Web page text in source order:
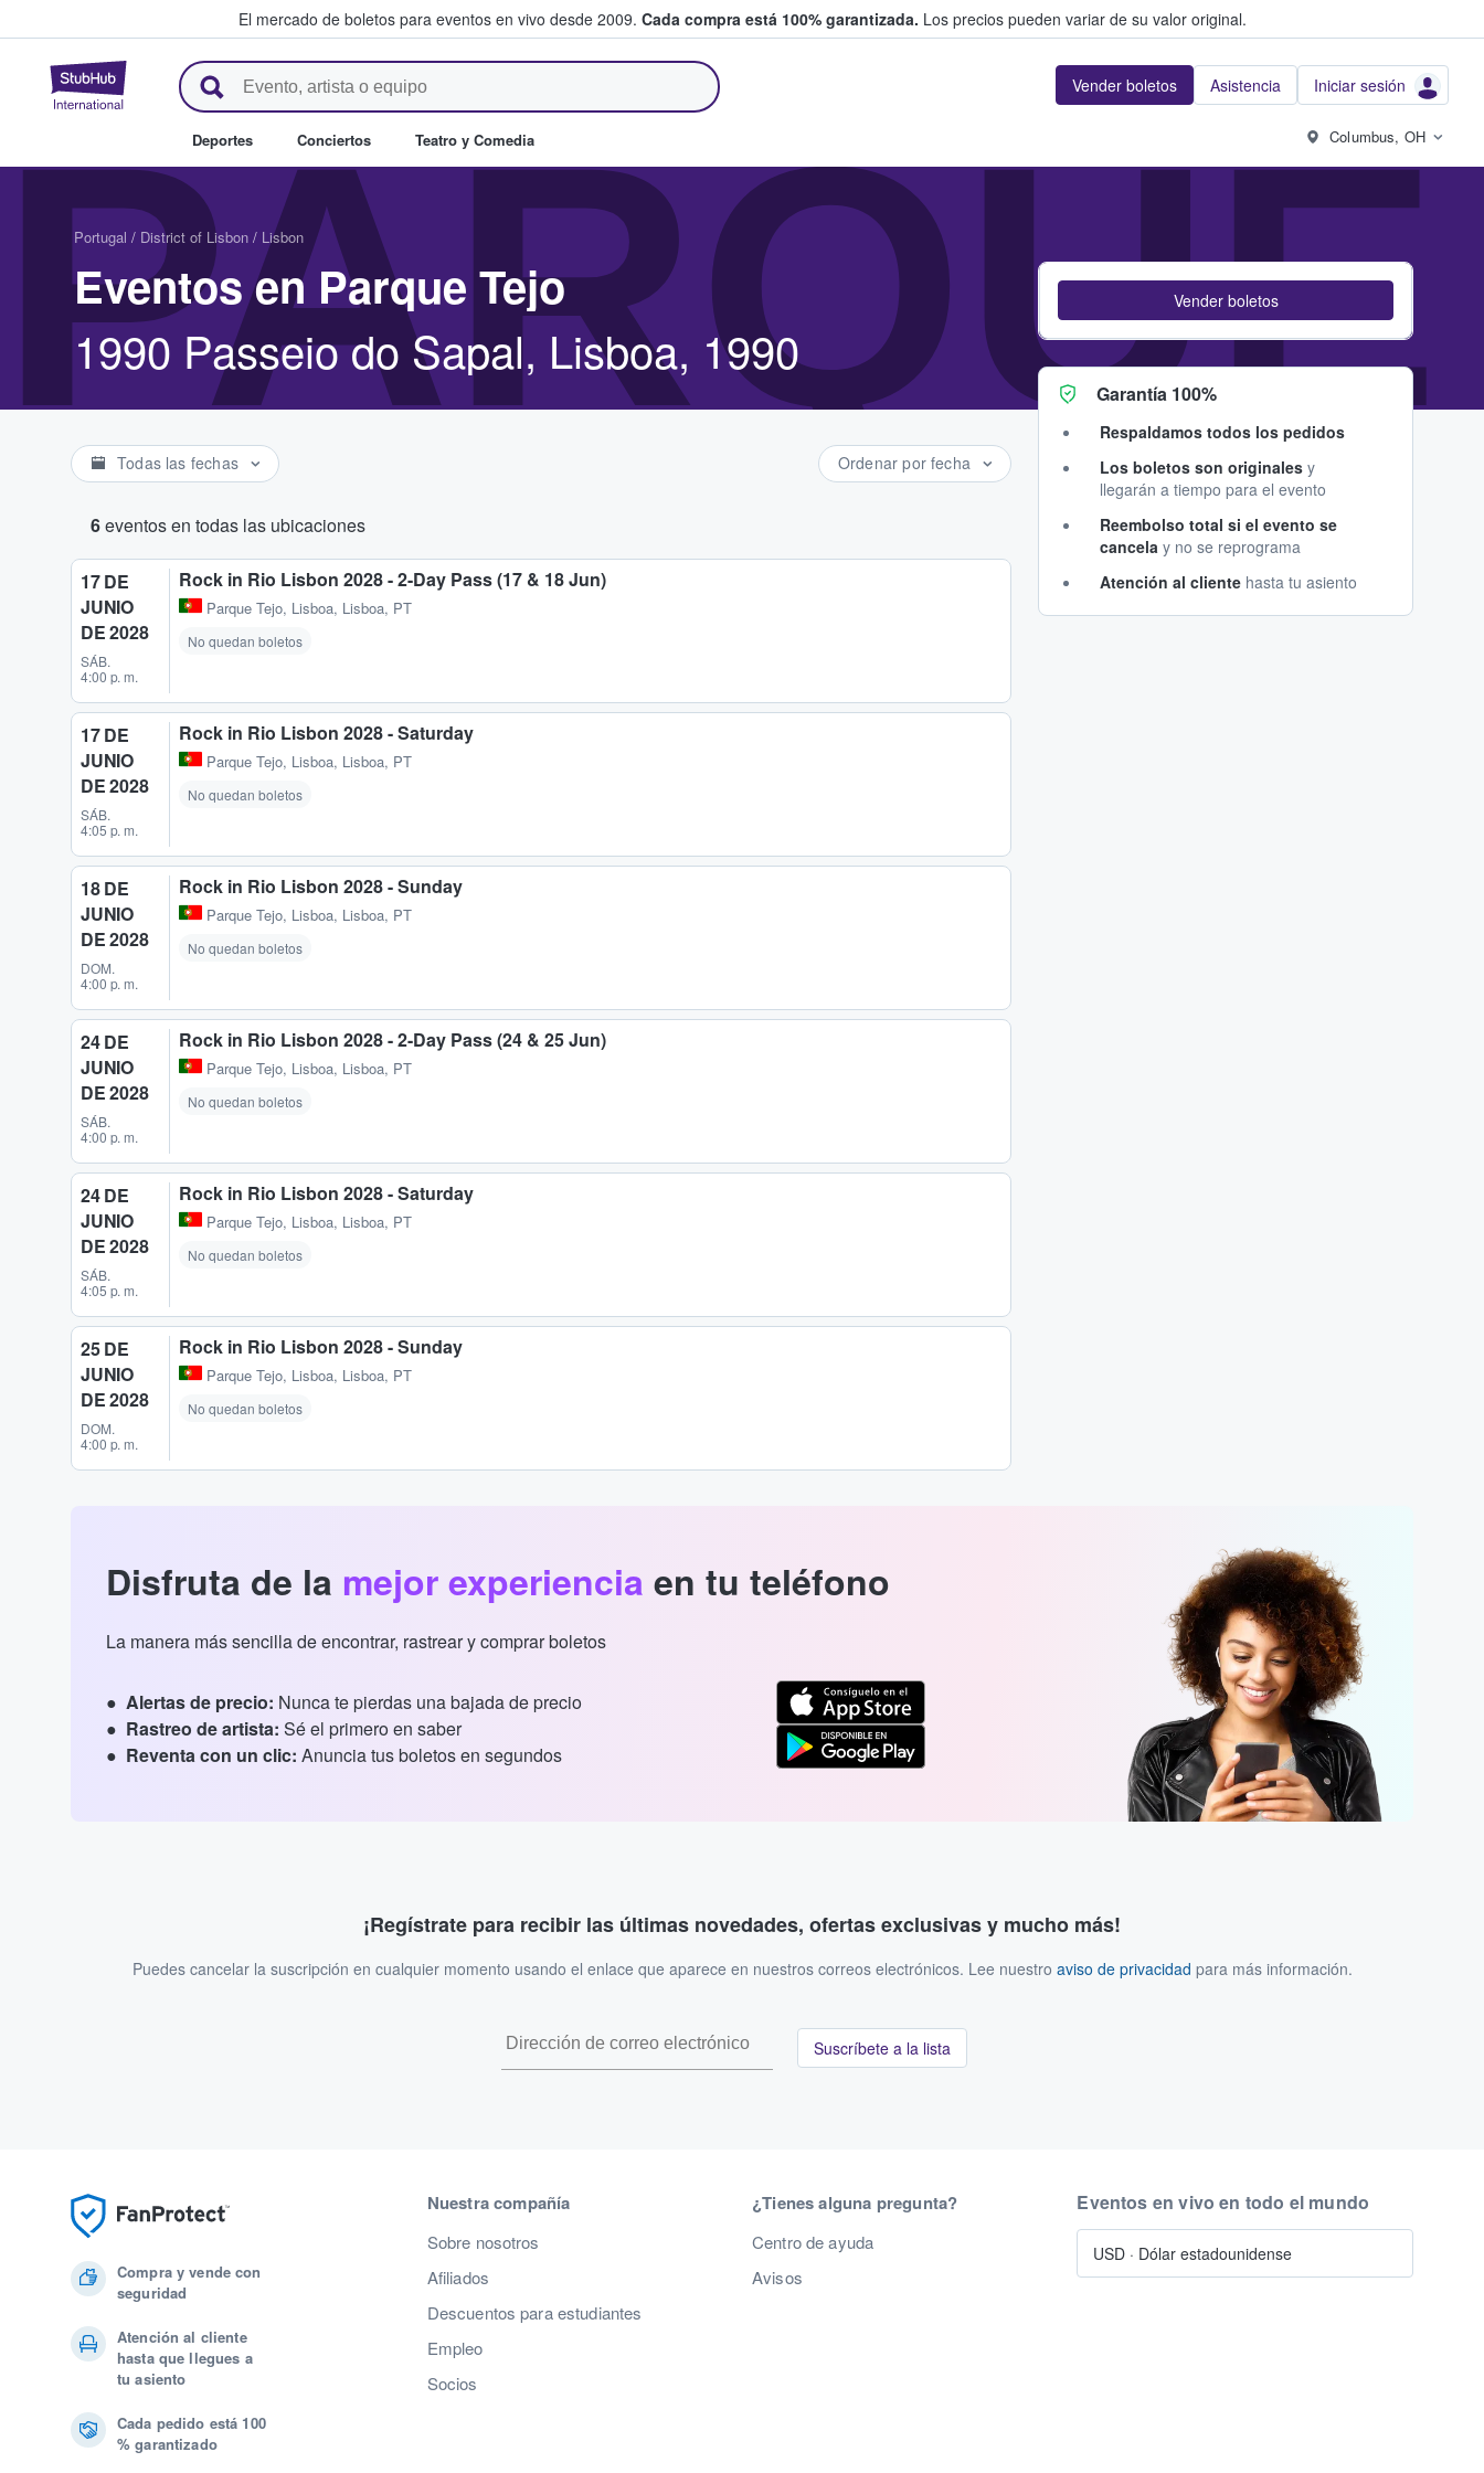
El mercado de boletos para eventos en vivo desde 2009. Cada compra está 100% garantizada. Los precios pueden variar de su valor original.
StubHub: donde los fans compran y venden boletos Vender boletos Asistencia Iniciar sesión
Deportes Conciertos Teatro y Comedia Columbus, OH
Portugal / District of Lisbon / Lisbon
Eventos en Parque Tejo
1990 Passeio do Sapal, Lisboa, 1990
Todas las fechas Ordenar por fecha
6eventos en todas las ubicaciones
17 DE
JUNIO
DE 2028
SÁB.
4:00 p. m.
Rock in Rio Lisbon 2028 - 2-Day Pass (17 & 18 Jun)
Parque Tejo, Lisboa, Lisboa, PT
No quedan boletos
17 DE
JUNIO
DE 2028
SÁB.
4:05 p. m.
Rock in Rio Lisbon 2028 - Saturday
Parque Tejo, Lisboa, Lisboa, PT
No quedan boletos
18 DE
JUNIO
DE 2028
DOM.
4:00 p. m.
Rock in Rio Lisbon 2028 - Sunday
Parque Tejo, Lisboa, Lisboa, PT
No quedan boletos
24 DE
JUNIO
DE 2028
SÁB.
4:00 p. m.
Rock in Rio Lisbon 2028 - 2-Day Pass (24 & 25 Jun)
Parque Tejo, Lisboa, Lisboa, PT
No quedan boletos
24 DE
JUNIO
DE 2028
SÁB.
4:05 p. m.
Rock in Rio Lisbon 2028 - Saturday
Parque Tejo, Lisboa, Lisboa, PT
No quedan boletos
25 DE
JUNIO
DE 2028
DOM.
4:00 p. m.
Rock in Rio Lisbon 2028 - Sunday
Parque Tejo, Lisboa, Lisboa, PT
No quedan boletos
Vender boletos
Garantía 100%
Respaldamos todos los pedidos
Los boletos son originales y
llegarán a tiempo para el evento
Reembolso total si el evento se
cancela y no se reprograma
Atención al cliente hasta tu asiento
Disfruta de la mejor experiencia en tu teléfono
La manera más sencilla de encontrar, rastrear y comprar boletos
Alertas de precio: Nunca te pierdas una bajada de precio
Rastreo de artista: Sé el primero en saber
Reventa con un clic: Anuncia tus boletos en segundos
¡Regístrate para recibir las últimas novedades, ofertas exclusivas y mucho más!
Puedes cancelar la suscripción en cualquier momento usando el enlace que aparece en nuestros correos electrónicos. Lee nuestro aviso de privacidad para más información.
Suscríbete a la lista
Compra y vende con
seguridad
Atención al cliente
hasta que llegues a
tu asiento
Cada pedido está 100
% garantizado
Nuestra compañía
Sobre nosotros
Afiliados
Descuentos para estudiantes
Empleo
Socios
¿Tienes alguna pregunta?
Centro de ayuda
Avisos
Eventos en vivo en todo el mundo
USD · Dólar estadounidense